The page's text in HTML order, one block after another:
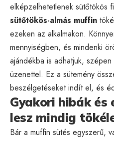
elképzelhetetlenek sütőtökös
sütőtökös-almás muffin
ezeken az alkalmakon.
mennyiségben, és mindenki
ajándékba is adhatjuk,
üzenettel. Ez a sütemény
beszélgetéseket indít el, és
Gyakori hibák és
lesz mindig
Bár a muffin sütés egyszerű,